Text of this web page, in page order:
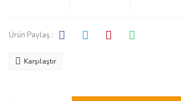
Ürün Paylaş :
Karşılaştır